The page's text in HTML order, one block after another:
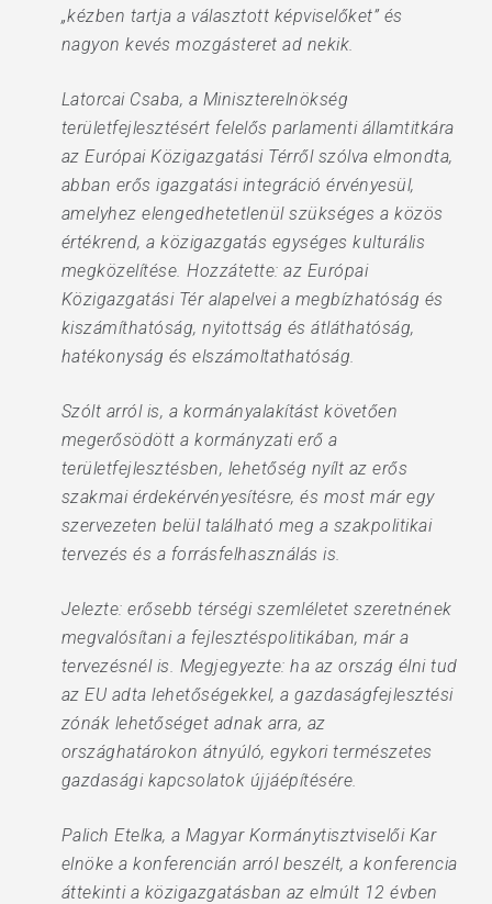
„kézben tartja a választott képviselőket” és
nagyon kevés mozgásteret ad nekik.
Latorcai Csaba, a Miniszterelnökség
területfejlesztésért felelős parlamenti államtitkára
az Európai Közigazgatási Térről szólva elmondta,
abban erős igazgatási integráció érvényesül,
amelyhez elengedhetetlenül szükséges a közös
értékrend, a közigazgatás egységes kulturális
megközelítése. Hozzátette: az Európai
Közigazgatási Tér alapelvei a megbízhatóság és
kiszámíthatóság, nyitottság és átláthatóság,
hatékonyság és elszámoltathatóság.
Szólt arról is, a kormányalakítást követően
megerősödött a kormányzati erő a
területfejlesztésben, lehetőség nyílt az erős
szakmai érdekérvényesítésre, és most már egy
szervezeten belül található meg a szakpolitikai
tervezés és a forrásfelhasználás is.
Jelezte: erősebb térségi szemléletet szeretnének
megvalósítani a fejlesztéspolitikában, már a
tervezésnél is. Megjegyezte: ha az ország élni tud
az EU adta lehetőségekkel, a gazdaságfejlesztési
zónák lehetőséget adnak arra, az
országhatárokon átnyúló, egykori természetes
gazdasági kapcsolatok újjáépítésére.
Palich Etelka, a Magyar Kormánytisztviselői Kar
elnöke a konferencián arról beszélt, a konferencia
áttekinti a közigazgatásban az elmúlt 12 évben